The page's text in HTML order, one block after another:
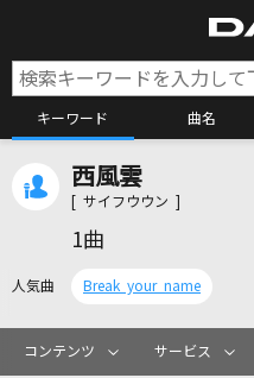
キーワード 曲名
カラオ
西風雲
[ サイフウウン ]
1曲
人気曲 Break your name
コンテンツ サービス